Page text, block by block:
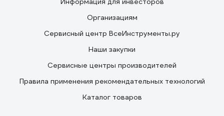
Организациям
Сервисный центр ВсеИнструменты.ру
Наши закупки
Сервисные центры производителей
Правила применения рекомендательных технологий
Каталог товаров